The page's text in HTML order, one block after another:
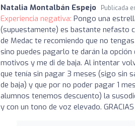
Natalia Montalbán Espejo Publicada
Experiencia negativa: Pongo una
(supuestamente) es bastante nefasto
de Medac te recomiendo que no
sino puedes pagarlo te darán la
motivos y me di de baja. Al intentar
que tenía sin pagar 3 meses (sigo sin
de baja) y que por no poder pagar 1
alumnos tenemos descuento) la
y con un tono de voz elevado. GRACIAS